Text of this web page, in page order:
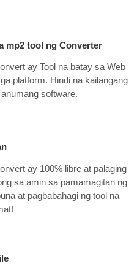
mp2 tool ng Converter
ay Tool na batay sa Web
platform. Hindi na kailangang
software.
ay 100% libre at palaging
sa amin sa pamamagitan ng
at pagbabahagi ng tool na